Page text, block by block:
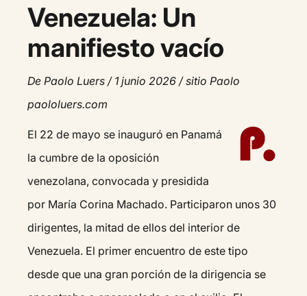
Venezuela: Un
manifiesto vacío
De Paolo Luers / 1 junio 2026 / sitio Paolo
paololuers.com
El 22 de mayo se inauguró en Panamá
la cumbre de la oposición
venezolana, convocada y presidida
por María Corina Machado. Participaron unos 30
dirigentes, la mitad de ellos del interior de
Venezuela. El primer encuentro de este tipo
desde que una gran porción de la dirigencia se